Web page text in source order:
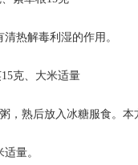
热解毒利湿的作用。
克、大米适量
熟后放入冰糖服食。本
量。